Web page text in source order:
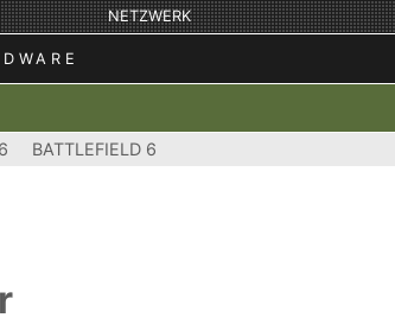
NETZWERK
BATTLEFIELD 6